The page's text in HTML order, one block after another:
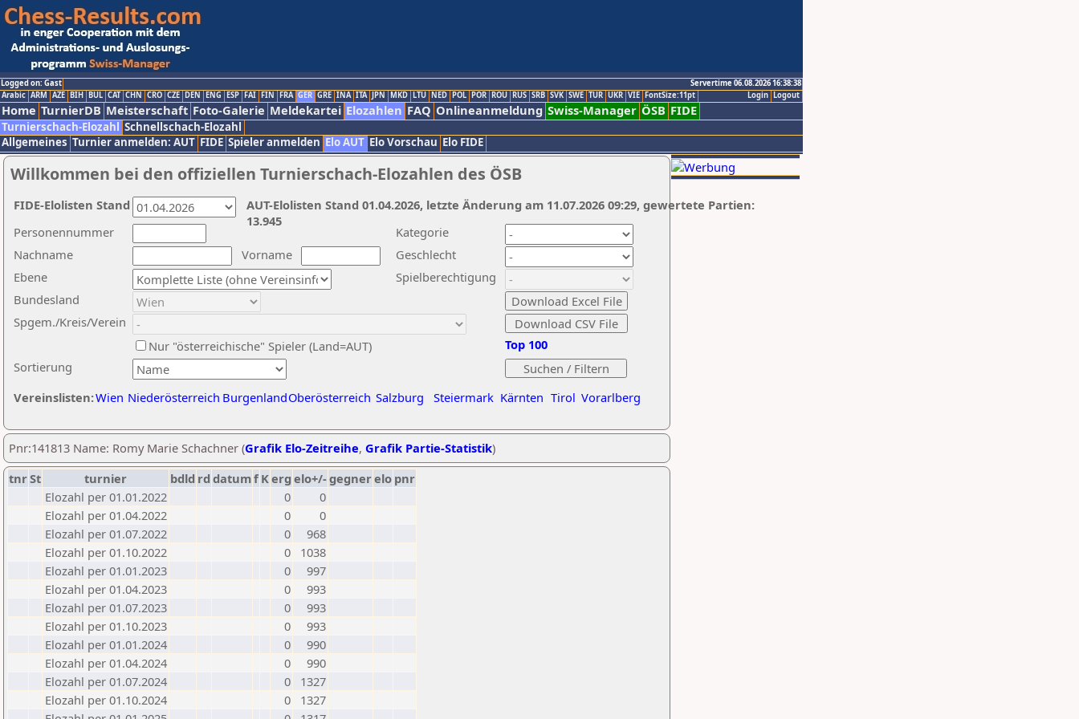
Logged on: Gast
Servertime 06.08.2026 16:38:38
Logout
Login
Arabic ARM AZE BIH BUL CAT CHN CRO CZE DEN ENG ESP FAI FIN FRA GER GRE INA ITA JPN MKD LTU NED POL POR ROU RUS SRB SVK SWE TUR UKR VIE FontSize:11pt
Home TurnierDB Meisterschaft Foto-Galerie Meldekartei Elozahlen FAQ Onlineanmeldung Swiss-Manager ÖSB FIDE
Turnierschach-Elozahl Schnellschach-Elozahl
Allgemeines Turnier anmelden: AUT FIDE Spieler anmelden Elo AUT Elo Vorschau Elo FIDE
Willkommen bei den offiziellen Turnierschach-Elozahlen des ÖSB
Nachname
Vorname
Ebene
Kategorie
Sortierung
Personennummer
Bundesland
Spgem./Kreis/Verein
Geschlecht
Nur "österreichische" Spieler (Land=AUT)
Spielberechtigung
Vereinslisten:Wien Niederösterreich BurgenlandOberösterreich Salzburg Steiermark Kärnten Tirol Vorarlberg
Top 100
AUT-Elolisten Stand 01.04.2026, letzte Änderung am 11.07.2026 09:29, gewertete Partien:
13.945
FIDE-Elolisten Stand
Pnr:141813 Name: Romy Marie Schachner (Grafik Elo-Zeitreihe, Grafik Partie-Statistik)
tnrSt turnier bdld rd datumf Kerg elo+/-gegnerelo pnr
Elozahl per 01.01.2022
0
0
Elozahl per 01.04.2022
0
0
Elozahl per 01.07.2022
0
968
Elozahl per 01.10.2022
0
1038
Elozahl per 01.01.2023
0
997
Elozahl per 01.04.2023
0
993
Elozahl per 01.07.2023
0
993
Elozahl per 01.10.2023
0
993
Elozahl per 01.01.2024
0
990
Elozahl per 01.04.2024
0
990
Elozahl per 01.07.2024
0
1327
Elozahl per 01.10.2024
0
1327